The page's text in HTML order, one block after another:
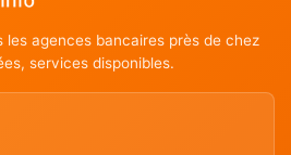
agences bancaires près de chez
services disponibles.